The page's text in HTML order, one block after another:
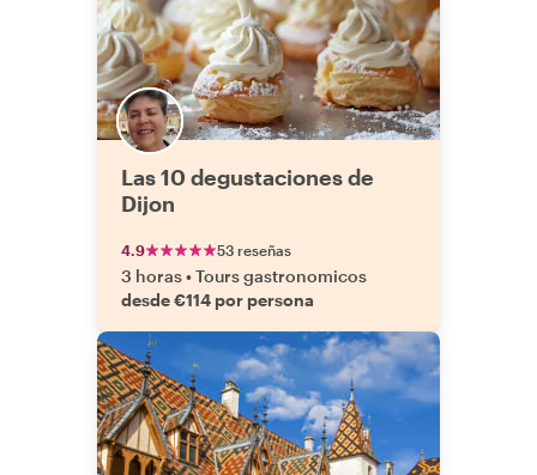
Las 10 degustaciones de
Dijon
4.9 53 reseñas
3 horas•Tours gastronomicos
desde €114 por persona